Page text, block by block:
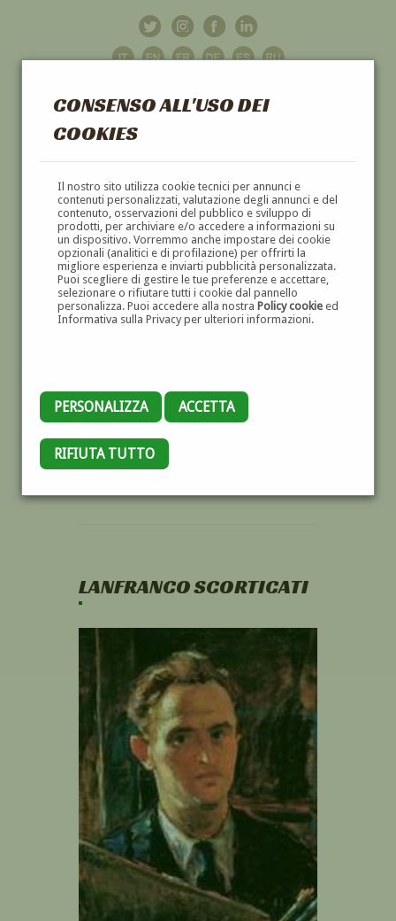
CONSENSO ALL'USO DEI
COOKIES
Il nostro sito utilizza cookie tecnici per annunci e
contenuti personalizzati, valutazione degli annunci e del
contenuto, osservazioni del pubblico e sviluppo di
prodotti, per archiviare e/o accedere a informazioni su
un dispositivo. Vorremmo anche impostare dei cookie
opzionali (analitici e di profilazione) per offrirti la
migliore esperienza e inviarti pubblicità personalizzata.
Puoi scegliere di gestire le tue preferenze e accettare,
selezionare o rifiutare tutti i cookie dal pannello
personalizza. Puoi accedere alla nostra Policy cookieed
Informativa sulla Privacy per ulteriori informazioni.
PERSONALIZZA ACCETTA
RIFIUTA TUTTO
GALLERIAD'ARTE
DIPINTI E SCULTURE '800 E '900
LANFRANCO SCORTICATI